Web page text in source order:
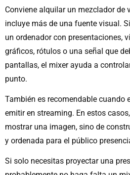
Conviene alquilar un mezclador de
incluye más de una fuente visual.
un ordenador con presentaciones,
gráficos, rótulos o una señal que
pantallas, el mixer ayuda a
punto.
También es recomendable cuando
emitir en streaming. En estos
mostrar una imagen, sino de
y ordenada para el público
Si solo necesitas proyectar una